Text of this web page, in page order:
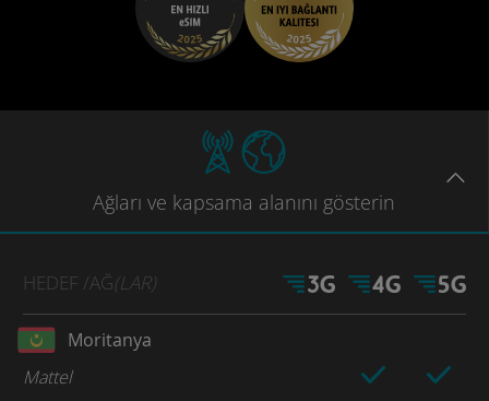
Ağları ve kapsama alanını gösterin
HEDEF /AĞ(LAR)
Moritanya
Mattel